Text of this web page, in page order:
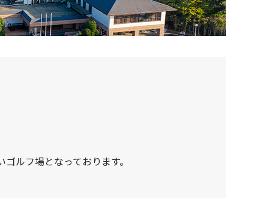
ルフ場となっております。